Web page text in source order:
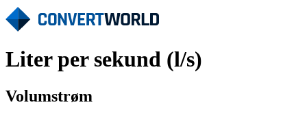
Liter per sekund (l/s)
Volumstrøm